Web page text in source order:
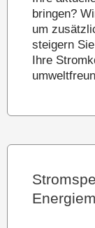
bringen?
um
steigern
Ihre